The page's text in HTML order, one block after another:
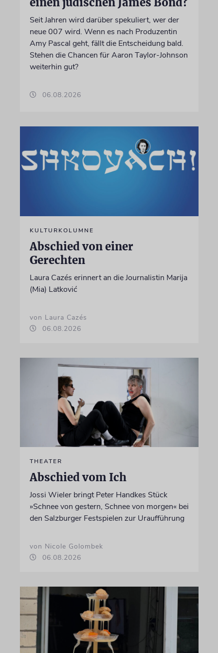
Seit Jahren wird darüber spekuliert, wer der
neue 007 wird. Wenn es nach Produzentin
Amy Pascal geht, fällt die Entscheidung bald.
Stehen die Chancen für Aaron Taylor-Johnson
weiterhin gut?
06.08.2026
KULTURKOLUMNE
Abschied von einer
Gerechten
Laura Cazés erinnert an die Journalistin Marija
(Mia) Latković
von Laura Cazés
06.08.2026
THEATER
Abschied vom Ich
Jossi Wieler bringt Peter Handkes Stück
»Schnee von gestern, Schnee von morgen« bei
den Salzburger Festspielen zur Uraufführung
von Nicole Golombek
06.08.2026